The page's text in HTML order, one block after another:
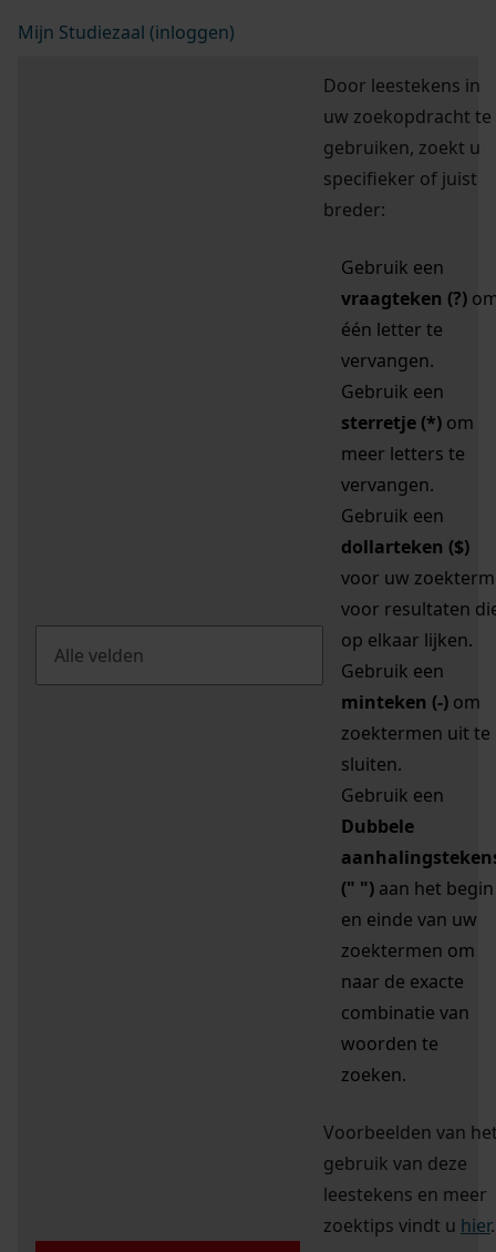
Mijn Studiezaal (inloggen)
Door leestekens in
uw zoekopdracht te
gebruiken, zoekt u
specifieker of juist
breder:
Gebruik een
vraagteken (?)
één letter te
vervangen.
Gebruik een
sterretje (*) om
meer letters te
vervangen.
Gebruik een
dollarteken ($)
voor uw zoekterm
voor resultaten
op elkaar lijken.
Gebruik een
minteken (-) om
zoektermen uit te
sluiten.
Gebruik een
Dubbele
(" ") aan het begin
en einde van uw
zoektermen om
naar de exacte
combinatie van
woorden te
zoeken.
Voorbeelden van
gebruik van deze
leestekens en meer
zoektips vindt u hier.